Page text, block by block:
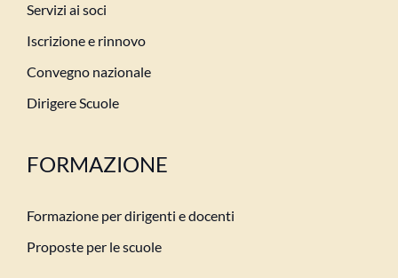
Servizi ai soci
Iscrizione e rinnovo
Convegno nazionale
Dirigere Scuole
FORMAZIONE
Formazione per dirigenti e docenti
Proposte per le scuole